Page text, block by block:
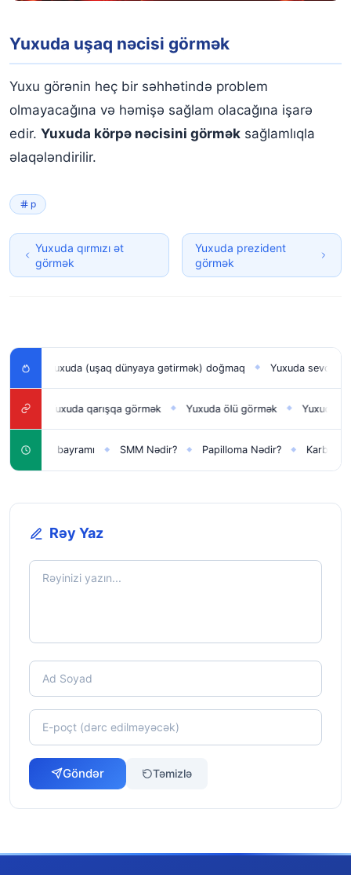
Yuxuda uşaq nəcisi görmək
Yuxu görənin heç bir səhhətində problem
olmayacağına və həmişə sağlam olacağına işarə
edir. Yuxuda körpə nəcisini görmək sağlamlıqla
əlaqələndirilir.
p
Yuxuda qırmızı ət
görmək
Yuxuda prezident
görmək
Yuxuda (uşaq dünyaya gətirmək) doğmaq ◆ Yuxuda sevdiyini görmək
Yuxuda qarışqa görmək ◆ Yuxuda ölü görmək ◆ Yuxuda yagis
il bayramı ◆ SMM Nədir? ◆ Papilloma Nədir? ◆ Karbonat Nədir?
Rəy Yaz
Göndər Təmizlə